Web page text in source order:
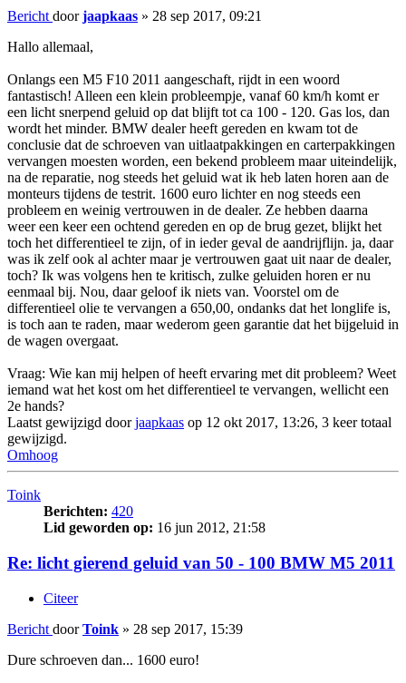
Bericht doorjaapkaas » 28 sep 2017, 09:21
Hallo allemaal,
Onlangs een M5 F10 2011 aangeschaft, rijdt in een woord
fantastisch! Alleen een klein probleempje, vanaf 60 km/h komt er
een licht snerpend geluid op dat blijft tot ca 100 - 120. Gas los, dan
wordt het minder. BMW dealer heeft gereden en kwam tot de
conclusie dat de schroeven van uitlaatpakkingen en carterpakkingen
vervangen moesten worden, een bekend probleem maar uiteindelijk,
na de reparatie, nog steeds het geluid wat ik heb laten horen aan de
monteurs tijdens de testrit. 1600 euro lichter en nog steeds een
probleem en weinig vertrouwen in de dealer. Ze hebben daarna
weer een keer een ochtend gereden en op de brug gezet, blijkt het
toch het differentieel te zijn, of in ieder geval de aandrijflijn. ja, daar
was ik zelf ook al achter maar je vertrouwen gaat uit naar de dealer,
toch? Ik was volgens hen te kritisch, zulke geluiden horen er nu
eenmaal bij. Nou, daar geloof ik niets van. Voorstel om de
differentieel olie te vervangen a 650,00, ondanks dat het longlife is,
is toch aan te raden, maar wederom geen garantie dat het bijgeluid in
de wagen overgaat.
Vraag: Wie kan mij helpen of heeft ervaring met dit probleem? Weet
iemand wat het kost om het differentieel te vervangen, wellicht een
2e hands?
Laatst gewijzigd doorjaapkaas op 12 okt 2017, 13:26, 3 keer totaal
gewijzigd.
Omhoog
Toink
Berichten: 420
Lid geworden op: 16 jun 2012, 21:58
Re: licht gierend geluid van 50 - 100 BMW M5 2011
Citeer
Bericht doorToink » 28 sep 2017, 15:39
Dure schroeven dan... 1600 euro!